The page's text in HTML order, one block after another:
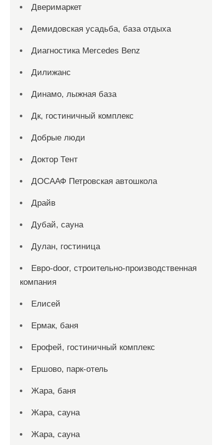
Дверимаркет
Демидовская усадьба, база отдыха
Диагностика Mercedes Benz
Дилижанс
Динамо, лыжная база
Дк, гостиничный комплекс
Добрые люди
Доктор Тент
ДОСААФ Петровская автошкола
Драйв
Дубай, сауна
Дулан, гостиница
Евро-door, строительно-производственная
компания
Елисей
Ермак, баня
Ерофей, гостиничный комплекс
Ершово, парк-отель
Жара, баня
Жара, сауна
Жара, сауна